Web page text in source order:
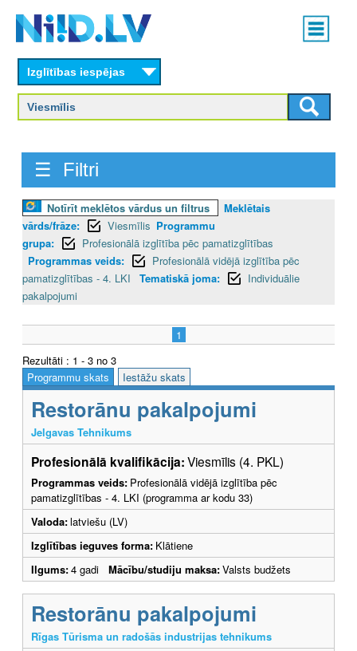
content
Main
menu
Izglītības iespējas
☰ Filtri
Notīrīt meklētos vārdus un filtrus
Meklētais
vārds/frāze:
Viesmīlis Programmu
grupa:
Profesionālā izglītība pēc pamatizglītības
Programmas veids:
Profesionālā vidējā izglītība pēc
pamatizglītības - 4. LKI
Tematiskā joma:
Individuālie
pakalpojumi
1
Rezultāti : 1 - 3 no 3
Programmu skats
Iestāžu skats
Restorānu pakalpojumi
Jelgavas Tehnikums
Profesionālā kvalifikācija:Viesmīlis (4. PKL)
Programmas veids: Profesionālā vidējā izglītība pēc
pamatizglītības - 4. LKI (programma ar kodu 33)
Valoda:latviešu (LV)
Izglītības ieguves forma: Klātiene
Ilgums:4 gadi Mācību/studiju maksa:Valsts budžets
Restorānu pakalpojumi
Rīgas Tūrisma un radošās industrijas tehnikums